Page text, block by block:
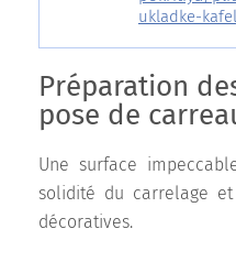
ukladke-
Préparation
pose de
Une surface
solidité du carrelage
décoratives.